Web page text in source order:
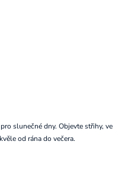
slunečné dny. Objevte střihy, ve
od rána do večera.